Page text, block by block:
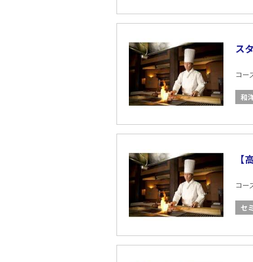
ス
コー
和
コー
セ